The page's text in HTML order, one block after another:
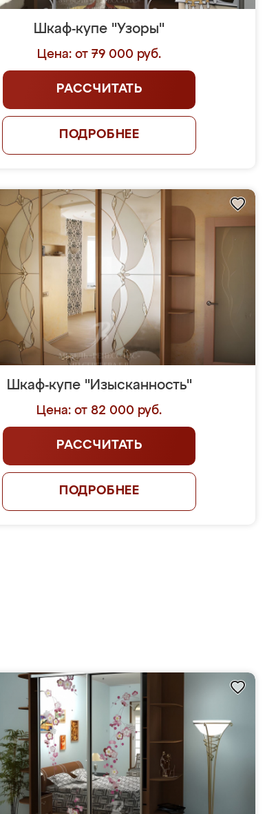
Шкаф-купе "Узоры"
Цена: от 79 000 руб.
РАССЧИТАТЬ
ПОДРОБНЕЕ
Шкаф-купе "Изысканность"
Цена: от 82 000 руб.
РАССЧИТАТЬ
ПОДРОБНЕЕ